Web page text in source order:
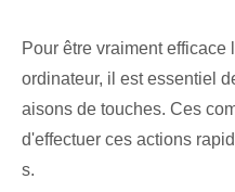
Pour être vraiment
ordinateur, il est essentiel
aisons de touches. Ces
d'effectuer ces actions
s.